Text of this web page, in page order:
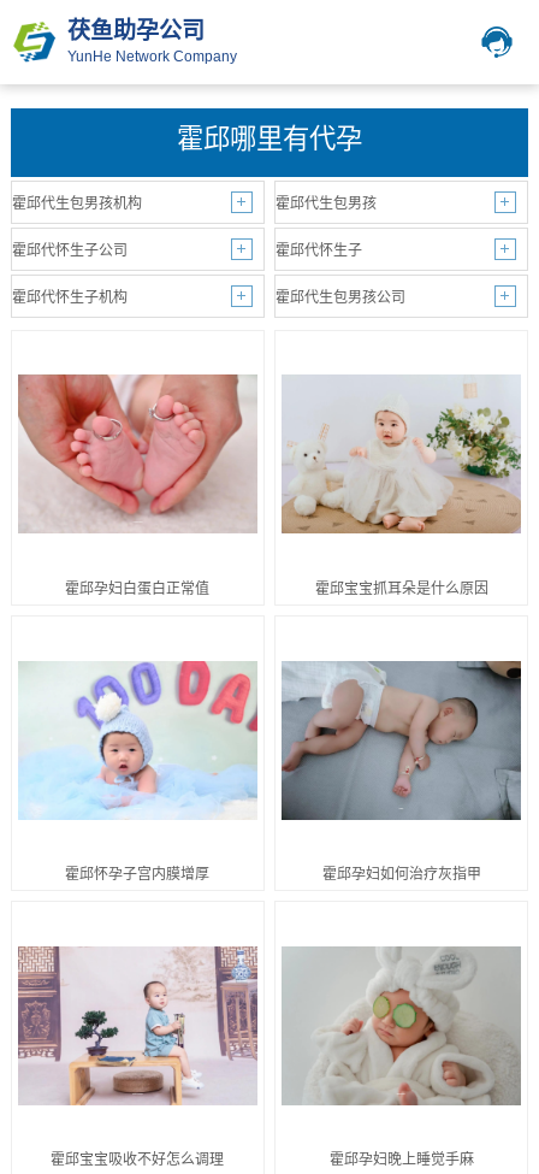
茯鱼助孕公司
YunHe Network Company
霍邱哪里有代孕
霍邱代生包男孩机构 霍邱代生包男孩
霍邱代怀生子公司 霍邱代怀生子
霍邱代怀生子机构 霍邱代生包男孩公司
霍邱孕妇白蛋白正常值 霍邱宝宝抓耳朵是什么原因
霍邱怀孕子宫内膜增厚 霍邱孕妇如何治疗灰指甲
霍邱宝宝吸收不好怎么调理 霍邱孕妇晚上睡觉手麻